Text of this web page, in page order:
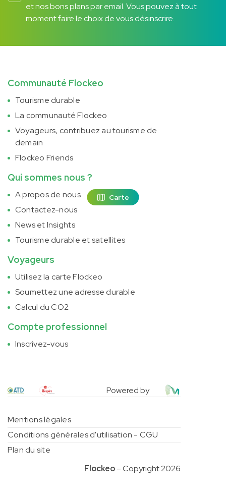
Carte
et nos bons plans par email. Vous pouvez à tout
moment faire le choix de vous désinscrire.
Communauté Flockeo
Tourisme durable
La communauté Flockeo
Voyageurs, contribuez au tourisme de
demain
Flockeo Friends
Qui sommes nous ?
A propos de nous
Contactez-nous
News et Insights
Tourisme durable et satellites
Voyageurs
Utilisez la carte Flockeo
Soumettez une adresse durable
Calcul du CO2
Compte professionnel
Inscrivez-vous
Powered by
Mentions légales
Conditions générales d'utilisation - CGU
Plan du site
Flockeo– Copyright 2026